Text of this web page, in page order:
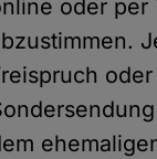
oder per